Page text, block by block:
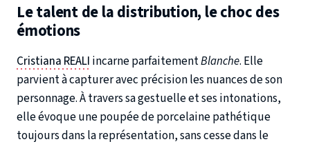
Le talent de la distribution, le choc des
émotions
Cristiana REALI incarne parfaitementBlanche. Elle
parvient à capturer avec précision les nuances de son
personnage. À travers sa gestuelle et ses intonations,
elle évoque une poupée de porcelaine pathétique
toujours dans la représentation, sans cesse dans le